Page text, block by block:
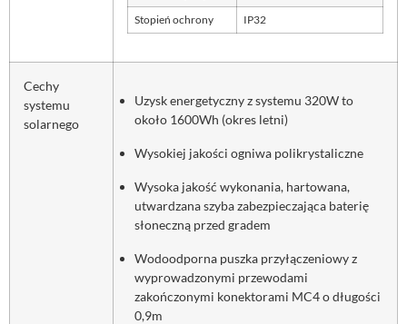
Stopień ochrony IP32
Cechy
systemu
solarnego
Uzysk energetyczny z systemu 320W to
około 1600Wh (okres letni)
Wysokiej jakości ogniwa polikrystaliczne
Wysoka jakość wykonania, hartowana,
utwardzana szyba zabezpieczająca baterię
słoneczną przed gradem
Wodoodporna puszka przyłączeniowy z
wyprowadzonymi przewodami
zakończonymi konektorami MC4 o długości
0,9m